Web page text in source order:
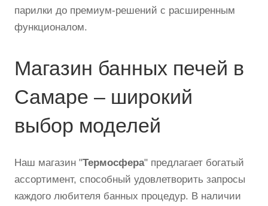
парилки до премиум-решений с расширенным
функционалом.
Магазин банных печей в
Самаре – широкий
выбор моделей
Наш магазин "Термосфера" предлагает богатый
ассортимент, способный удовлетворить запросы
каждого любителя банных процедур. В наличии